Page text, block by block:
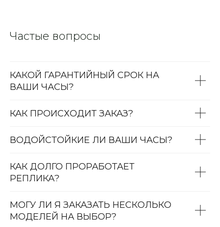
Частые вопросы
КАКОЙ ГАРАНТИЙНЫЙ СРОК НА
ВАШИ ЧАСЫ?
КАК ПРОИСХОДИТ ЗАКАЗ?
ВОДОЙСТОЙКИЕ ЛИ ВАШИ ЧАСЫ?
КАК ДОЛГО ПРОРАБОТАЕТ
РЕПЛИКА?
МОГУ ЛИ Я ЗАКАЗАТЬ НЕСКОЛЬКО
МОДЕЛЕЙ НА ВЫБОР?